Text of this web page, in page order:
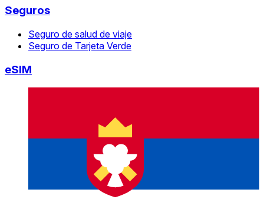
Seguros
Seguro de salud de viaje
Seguro de Tarjeta Verde
eSIM